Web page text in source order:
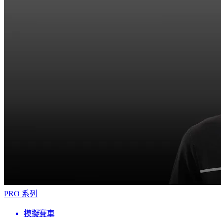
PRO 系列
模擬賽車